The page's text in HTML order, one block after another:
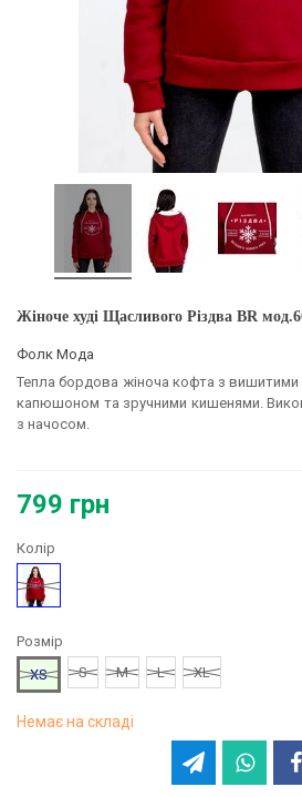
Жіноче худі Щасливого Різдва BR
Фолк Мода
Тепла бордова жіноча кофта з
капюшоном та зручними кишенями.
з начосом.
799 грн
Колір
Бордовий
Розмір
XS
S M L XL
Немає на складі